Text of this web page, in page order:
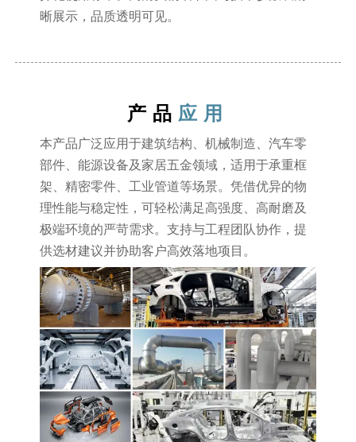
晰展示，品质透明可见。
产品 应用
本产品广泛应用于建筑结构、机械制造、汽车零
部件、能源设备及家居五金领域，适用于承重框
架、精密零件、工业管道等场景。凭借优异的物
理性能与稳定性，可轻松满足高强度、高耐磨及
极端环境的严苛需求。支持与工程团队协作，提
供选材建议并协助客户高效落地项目。